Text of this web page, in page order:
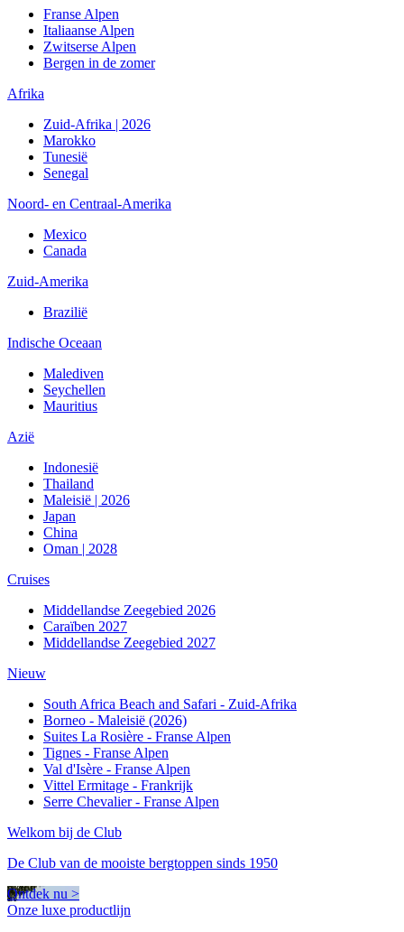
Franse Alpen
Italiaanse Alpen
Zwitserse Alpen
Bergen in de zomer
Afrika
Zuid-Afrika | 2026
Marokko
Tunesië
Senegal
Noord- en Centraal-Amerika
Mexico
Canada
Zuid-Amerika
Brazilië
Indische Oceaan
Malediven
Seychellen
Mauritius
Azië
Indonesië
Thailand
Maleisië | 2026
Japan
China
Oman | 2028
Cruises
Middellandse Zeegebied 2026
Caraïben 2027
Middellandse Zeegebied 2027
Nieuw
South Africa Beach and Safari - Zuid-Afrika
Borneo - Maleisië (2026)
Suites La Rosière - Franse Alpen
Tignes - Franse Alpen
Val d'Isère - Franse Alpen
Vittel Ermitage - Frankrijk
Serre Chevalier - Franse Alpen
Welkom bij de Club
De Club van de mooiste bergtoppen sinds 1950
Ontdek nu >
Onze luxe productlijn